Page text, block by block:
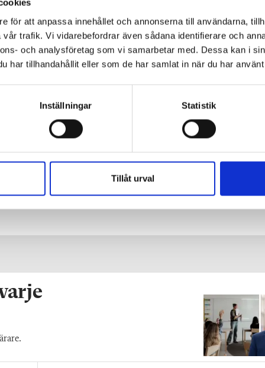
för att anpassa innehållet och annonserna till användarna,
trafik. Vi vidarebefordrar även sådana identifierare och
och analysföretag som vi samarbetar med. Dessa kan i
har tillhandahållit eller som de har samlat in när du har
Inställningar Statistik
Tillåt urval